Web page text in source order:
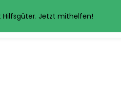
Jetzt mithelfen!